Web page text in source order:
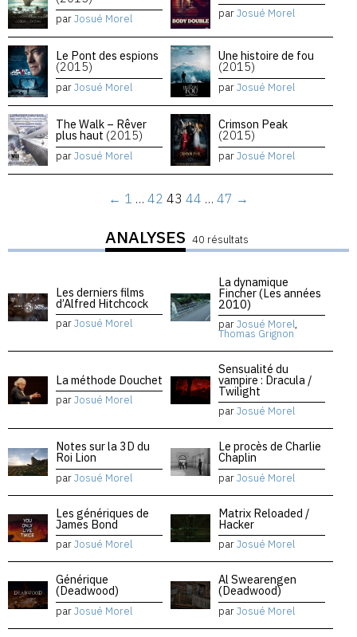
parJosué Morel parJosué Morel
Le Pont des espions
(2015)
parJosué Morel
Une histoire de fou
(2015)
parJosué Morel
The Walk – Rêver
plus haut (2015)
parJosué Morel
Crimson Peak
(2015)
parJosué Morel
← 1 … 42 43 44 … 47 →
ANALYSES 40 résultats
Les derniers films
d’Alfred Hitchcock
parJosué Morel
La dynamique
Fincher (Les années
2010)
parJosué Morel,
Thomas Grignon
La méthode Douchet
parJosué Morel
Sensualité du
vampire : Dracula /
Twilight
parJosué Morel
Notes sur la 3D du
Roi Lion
parJosué Morel
Le procès de Charlie
Chaplin
parJosué Morel
Les génériques de
James Bond
parJosué Morel
Matrix Reloaded /
Hacker
parJosué Morel
Générique
(Deadwood)
parJosué Morel
Al Swearengen
(Deadwood)
parJosué Morel